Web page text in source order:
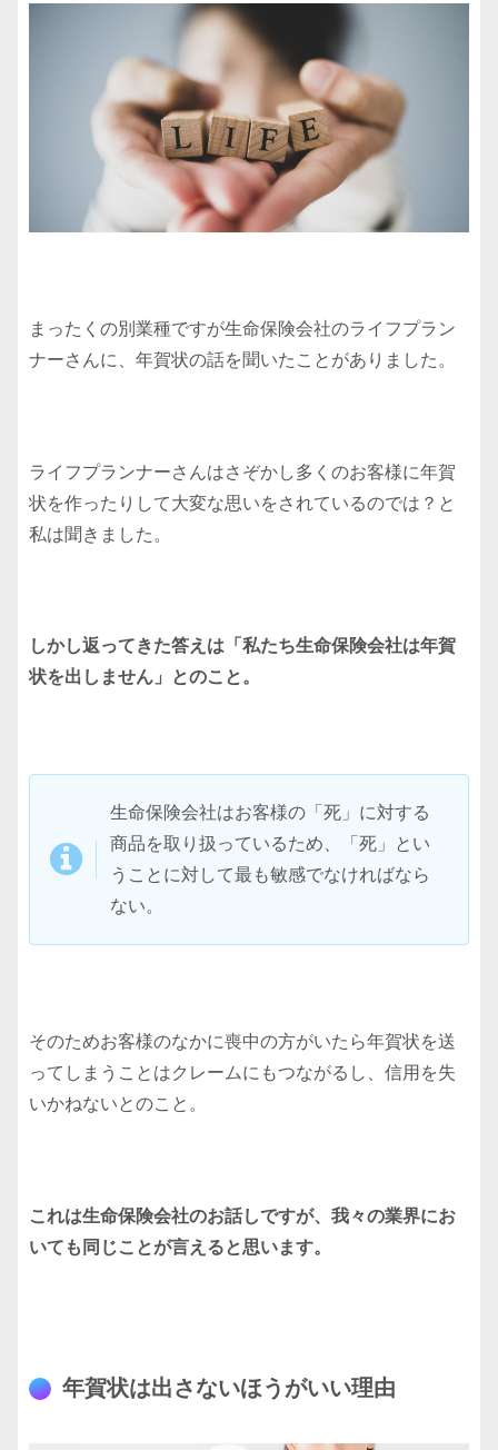
まったくの別業種ですが生命保険会社のライフプラン
ナーさんに、年賀状の話を聞いたことがありました。
ライフプランナーさんはさぞかし多くのお客様に年賀
状を作ったりして大変な思いをされているのでは？と
私は聞きました。
しかし返ってきた答えは「私たち生命保険会社は年賀
状を出しません」とのこと。
生命保険会社はお客様の「死」に対する
商品を取り扱っているため、「死」とい
うことに対して最も敏感でなければなら
ない。
そのためお客様のなかに喪中の方がいたら年賀状を送
ってしまうことはクレームにもつながるし、信用を失
いかねないとのこと。
これは生命保険会社のお話しですが、我々の業界にお
いても同じことが言えると思います。
年賀状は出さないほうがいい理由